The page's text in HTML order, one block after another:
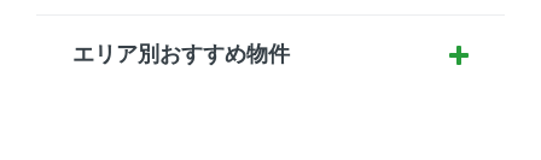
エリア別おすすめ物件